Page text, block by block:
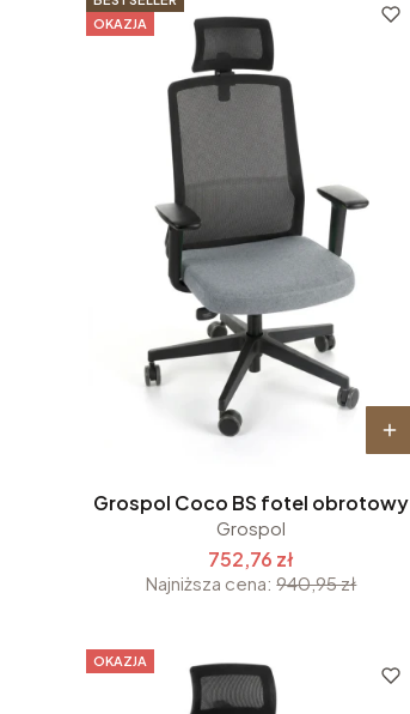
OKAZJA
Grospol Coco BS fotel obrotowy
Grospol
752,76 zł
Najniższa cena: 940,95 zł
OKAZJA